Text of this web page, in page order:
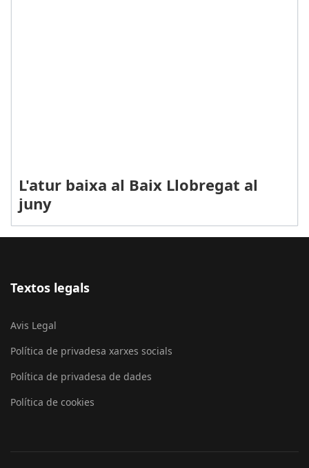
L'atur baixa al Baix Llobregat al
juny
Textos legals
Avis Legal
Política de privadesa xarxes socials
Política de privadesa de dades
Política de cookies